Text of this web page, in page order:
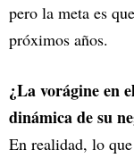
pero la meta es
próximos años.
¿La vorágine en
dinámica de su
En realidad, lo